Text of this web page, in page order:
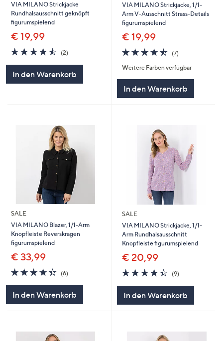
VIA MILANO Strickjacke
Rundhalsausschnitt geknöpft
figurumspielend
€ 19,99
4.5
von
(2)2
In den Warenkorb
VIA MILANO Strickjacke, 1/1-
Arm V-Ausschnitt Strass-Details
figurumspielend
€ 19,99
4.4
von
5
(7)7
Weitere Farben verfügbar
In den Warenkorb
SALE
VIA MILANO Blazer, 1/1-Arm
Knopfleiste Reverskragen
figurumspielend
€ 33,99
4.3
von
(6)6
In den Warenkorb
SALE
VIA MILANO Strickjacke, 1/1-
Arm Rundhalsausschnitt
Knopfleiste figurumspielend
€ 20,99
4.3
von
(9)9
In den Warenkorb